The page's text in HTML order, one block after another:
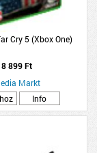
Cry 5 (Xbox One)
8 899 Ft
Markt
Info